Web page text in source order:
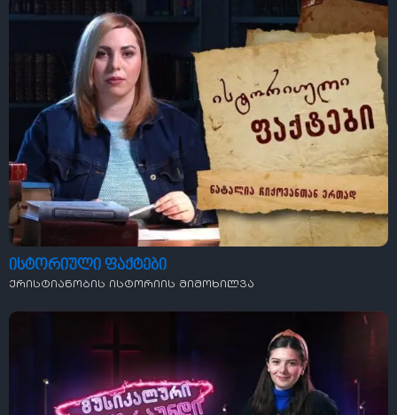
ისტორიული ფაქტები
ქრისტიანობის ისტორიის მიმოხილვა